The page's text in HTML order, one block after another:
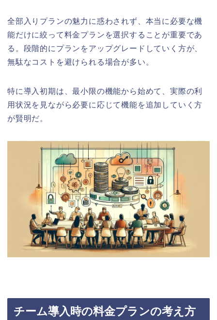
全部入りプランの魅力に惑わされず、本当に必要な機
能だけに絞って料金プランを選択することが重要であ
る。段階的にプランをアップグレードしていく方が、
無駄なコストを避けられる場合が多い。
特に導入初期は、最小限の機能から始めて、実際の利
用状況を見ながら必要に応じて機能を追加していく方
が賢明だ。
チーム導入時の料金プランの考え方